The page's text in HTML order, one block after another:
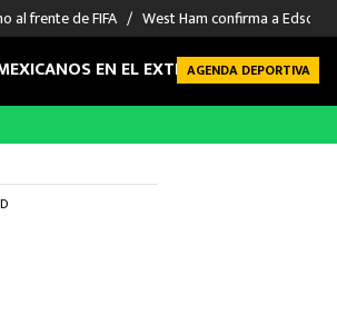
al frente de FIFA West Ham confirma a Edson
EN EL EXTRANJERO FUTBOL
AGENDA DEPORTIVA